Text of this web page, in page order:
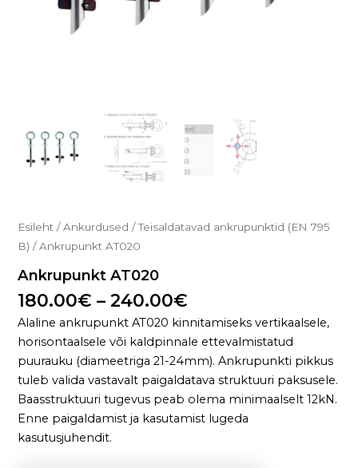
Esileht /Ankurdused /Teisaldatavad ankrupunktid (EN 795
B) / Ankrupunkt AT020
Ankrupunkt AT020
180.00€ – 240.00€
Alaline ankrupunkt AT020 kinnitamiseks vertikaalsele,
horisontaalsele või kaldpinnale ettevalmistatud
puurauku (diameetriga 21-24mm). Ankrupunkti pikkus
tuleb valida vastavalt paigaldatava struktuuri paksusele.
Baasstruktuuri tugevus peab olema minimaalselt 12kN.
Enne paigaldamist ja kasutamist lugeda
kasutusjuhendit.